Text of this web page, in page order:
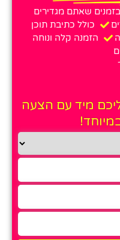
שאתם מגדירים
כולל כתיבת תוכן
הזמנה קלה ונוחה
מיד עם הצעה